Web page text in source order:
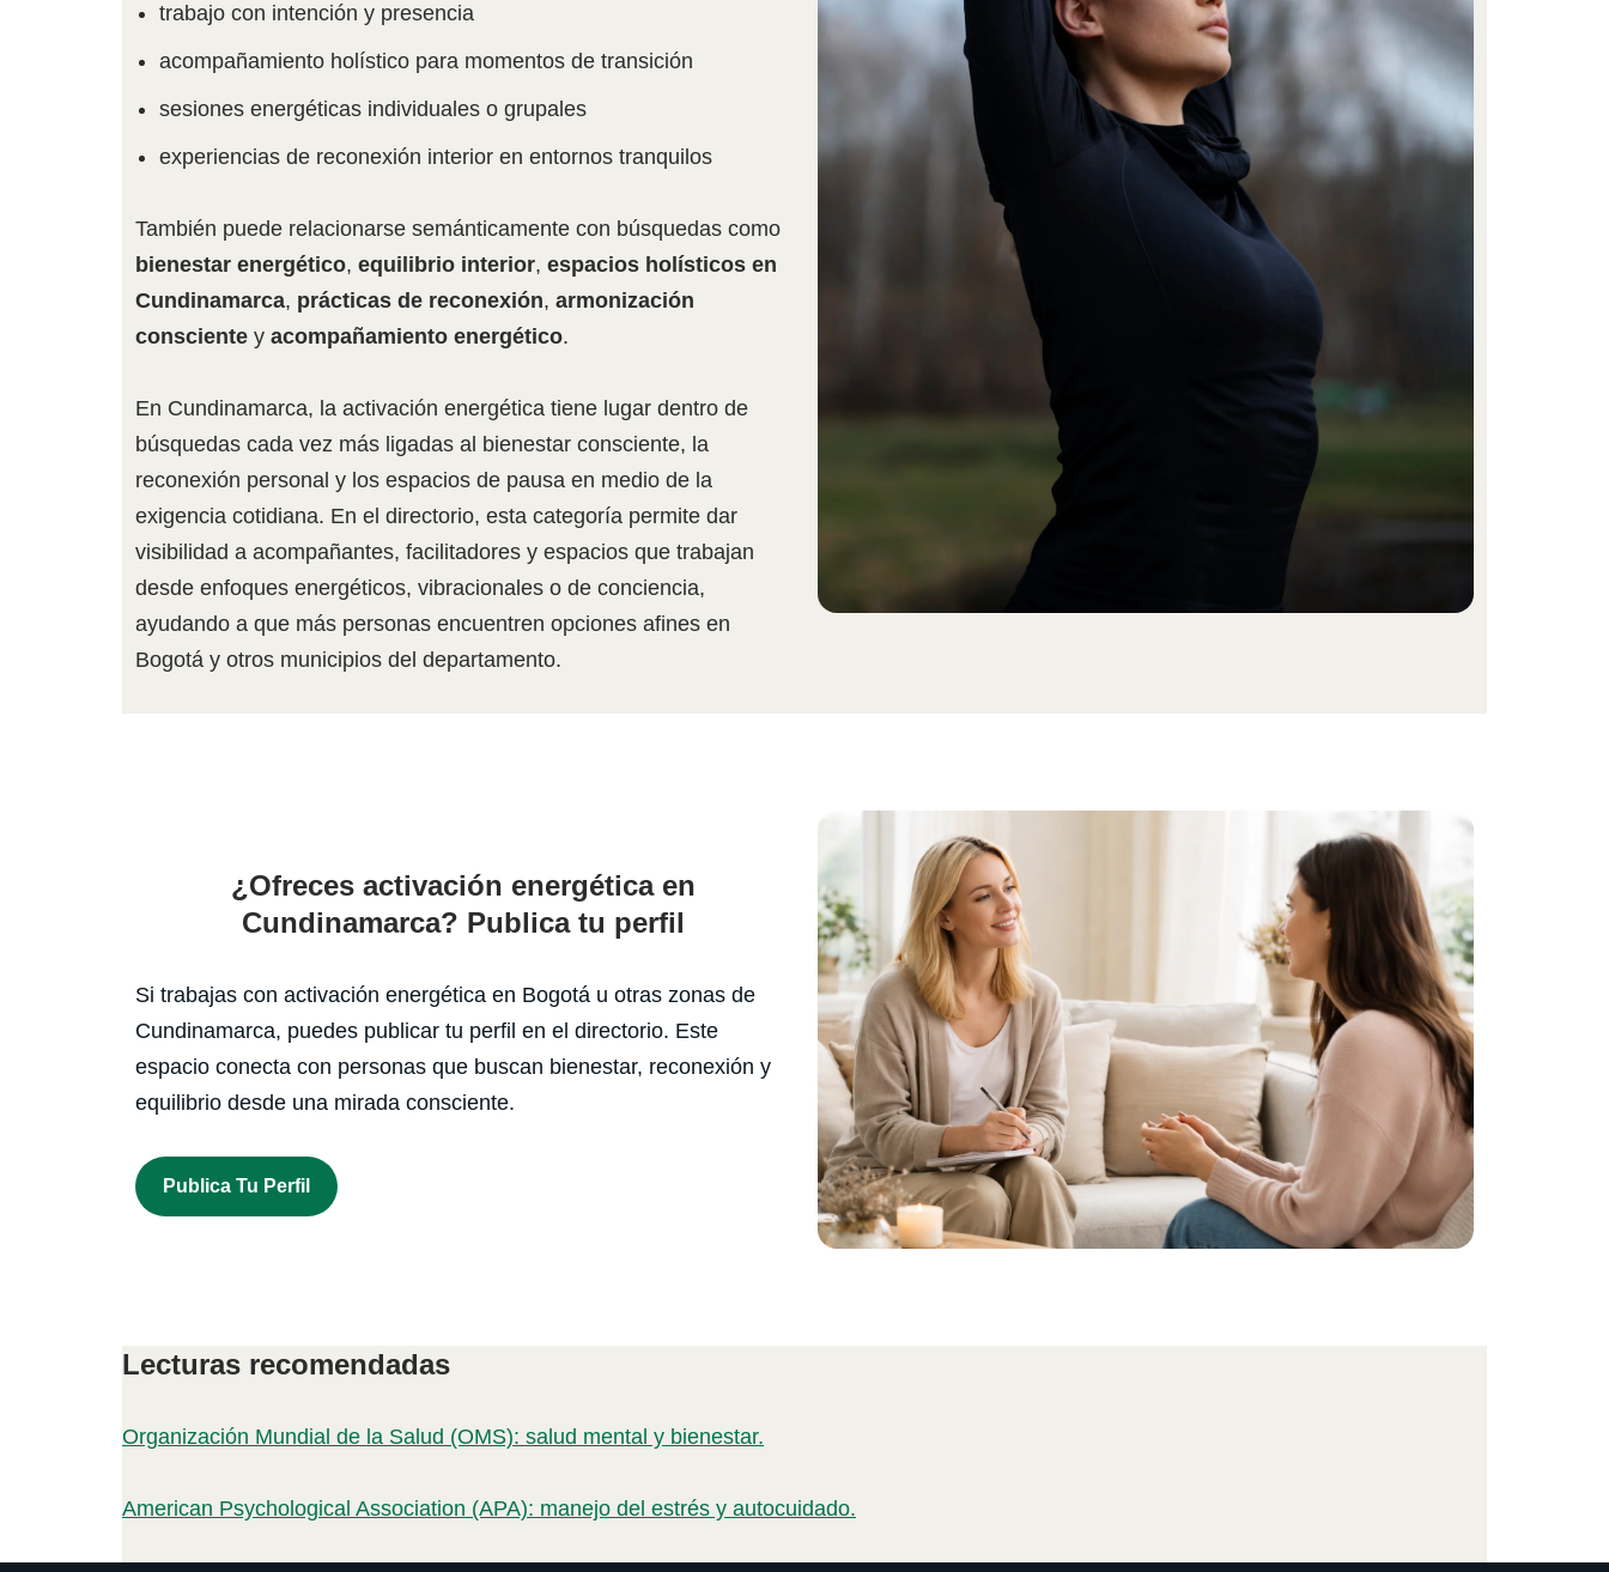
trabajo con intención y presencia
acompañamiento holístico para momentos de transición
sesiones energéticas individuales o grupales
experiencias de reconexión interior en entornos tranquilos
También puede relacionarse semánticamente con búsquedas como
bienestar energético, equilibrio interior, espacios holísticos en
Cundinamarca, prácticas de reconexión, armonización
conscientey acompañamiento energético.
En Cundinamarca, la activación energética tiene lugar dentro de
búsquedas cada vez más ligadas al bienestar consciente, la
reconexión personal y los espacios de pausa en medio de la
exigencia cotidiana. En el directorio, esta categoría permite dar
visibilidad a acompañantes, facilitadores y espacios que trabajan
desde enfoques energéticos, vibracionales o de conciencia,
ayudando a que más personas encuentren opciones afines en
Bogotá y otros municipios del departamento.
¿Ofreces activación energética en
Cundinamarca? Publica tu perfil
Si trabajas con activación energética en Bogotá u otras zonas de
Cundinamarca, puedes publicar tu perfil en el directorio. Este
espacio conecta con personas que buscan bienestar, reconexión y
equilibrio desde una mirada consciente.
Publica Tu Perfil
Lecturas recomendadas
Organización Mundial de la Salud (OMS): salud mental y bienestar.
American Psychological Association (APA): manejo del estrés y autocuidado.